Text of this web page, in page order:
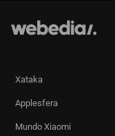
Xataka
Applesfera
Mundo Xiaomi